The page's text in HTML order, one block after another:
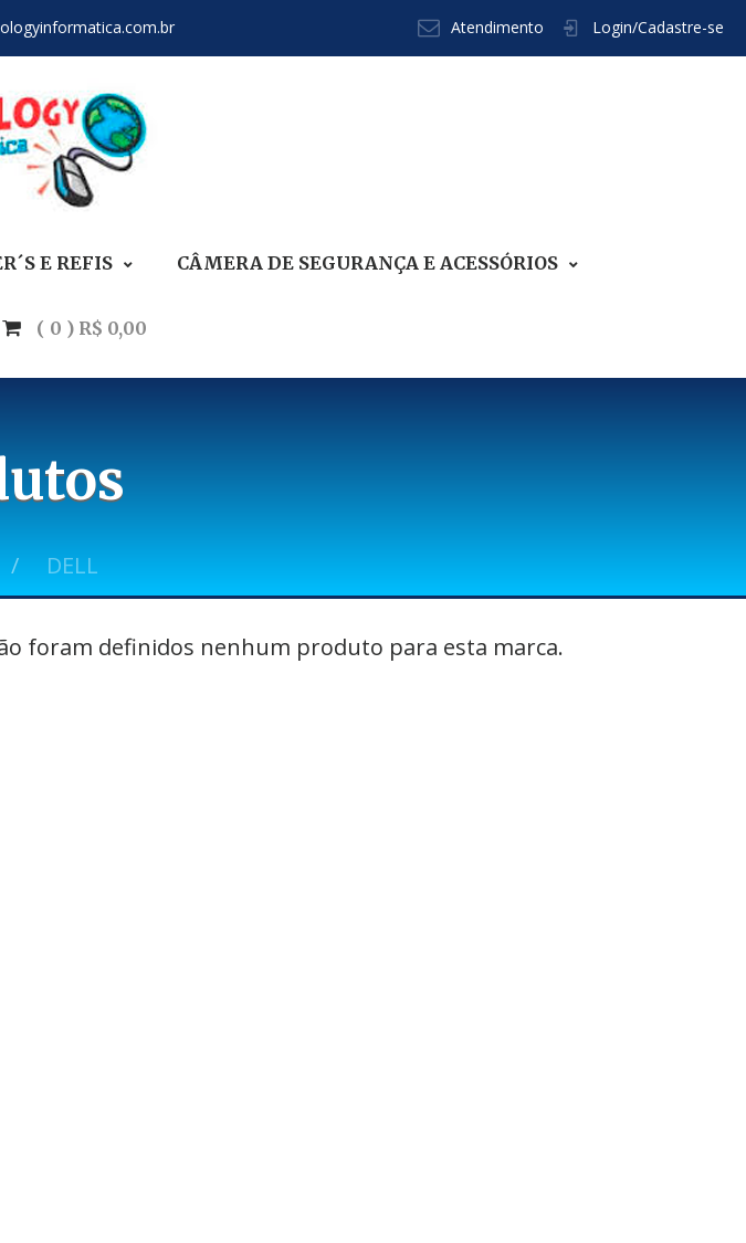
Atendimento Login/Cadastre-se
E REFIS
CÂMERA DE SEGURANÇA E ACESSÓRIOS
( 0 ) R$ 0,00
DELL
foram definidos nenhum produto para esta marca.